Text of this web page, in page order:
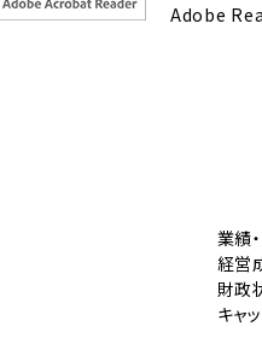
Adobe
業績
経営
財政
キャ